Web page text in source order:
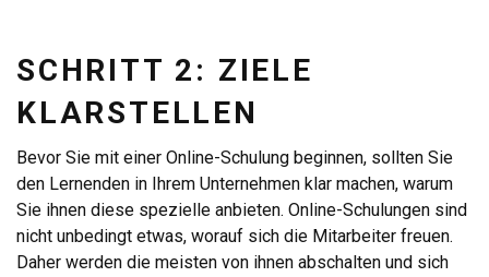
SCHRITT 2: ZIELE
KLARSTELLEN
Bevor Sie mit einer Online-Schulung beginnen, sollten Sie
den Lernenden in Ihrem Unternehmen klar machen, warum
Sie ihnen diese spezielle anbieten. Online-Schulungen sind
nicht unbedingt etwas, worauf sich die Mitarbeiter freuen.
Daher werden die meisten von ihnen abschalten und sich